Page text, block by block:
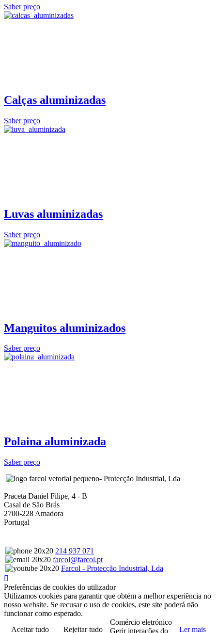
Saber preço
Calças aluminizadas
Saber preço
Luvas aluminizadas
Saber preço
Manguitos aluminizados
Saber preço
Polaina aluminizada
Saber preço
- Protecção Industrial, Lda
Praceta Daniel Filipe, 4 - B
Casal de São Brás
2700-228 Amadora
Portugal
214 937 071
farcol@farcol.pt
Farcol - Protecção Industrial, Lda
Preferências de cookies do utilizador
Utilizamos cookies para garantir que obtém a melhor experiência no
nosso website. Se recusar o uso de cookies, este site poderá não
funcionar como esperado.
Aceitar tudo
Rejeitar tudo Ler mais
Comércio eletrónico
Gerir interações do